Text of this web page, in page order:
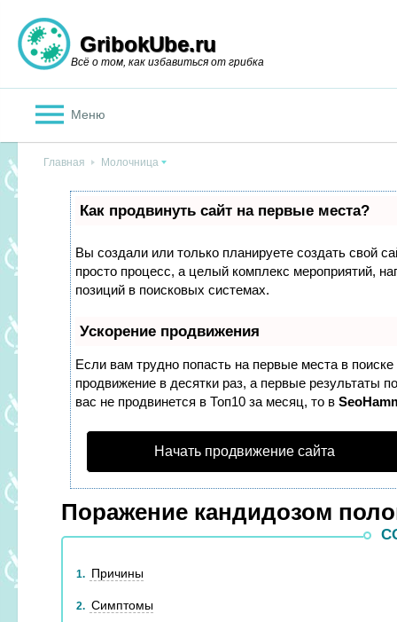
GribokUbe.ru
Всё о том, как избавиться от грибка
Меню
Главная Молочница
Как продвинуть сайт на первые места?
Вы создали или только планируете создать свой
просто процесс, а целый комплекс мероприятий,
позиций в поисковых системах.
Ускорение продвижения
Если вам трудно попасть на первые места в
продвижение в десятки раз, а первые результаты
вас не продвинется в Топ10 за месяц, то в
Начать продвижение сайта
Поражение кандидозом
1 Причины
2
Симптомы